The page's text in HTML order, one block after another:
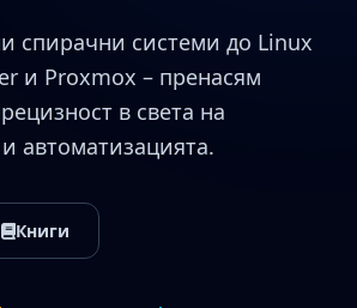
спирачни системи до Linux
и Proxmox – пренасям
в света на
автоматизацията.
Книги